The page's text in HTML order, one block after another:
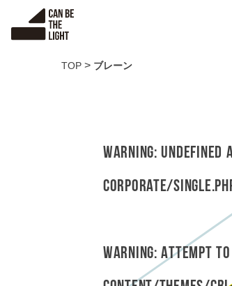
TOP > ブレーン
Warning:
corporate/
Warning: Attempt